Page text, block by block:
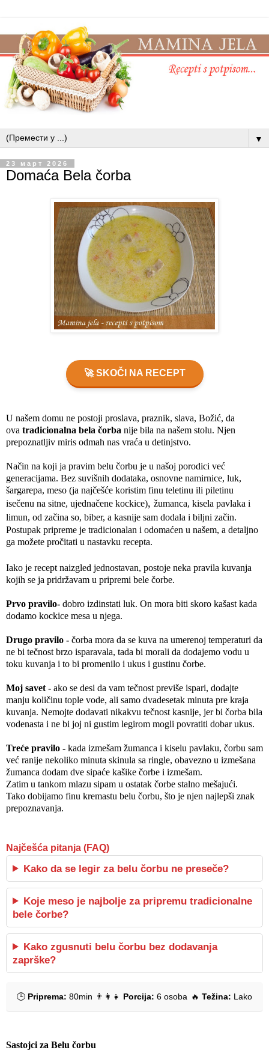
▼
23 март 2026
Domaća Bela čorba
🚀 SKOČI NA RECEPT
U našem domu ne postoji proslava, praznik, slava, Božić, da
ova tradicionalna bela čorba nije bila na našem stolu. Njen
prepoznatljiv miris odmah nas vraća u detinjstvo.
Način na koji ja pravim belu čorbu je u našoj porodici već
generacijama. Bez suvišnih dodataka, osnovne namirnice, luk,
šargarepa, meso (ja najčešće koristim finu teletinu ili piletinu
isečenu na sitne, ujednačene kockice), žumanca, kisela pavlaka i
limun, od začina so, biber, a kasnije sam dodala i biljni začin.
Postupak pripreme je tradicionalan i odomaćen u našem, a detaljno
ga možete pročitati u nastavku recepta.
Iako je recept naizgled jednostavan, postoje neka pravila kuvanja
kojih se ja pridržavam u pripremi bele čorbe.
Prvo pravilo- dobro izdinstati luk. On mora biti skoro kašast kada
dodamo kockice mesa u njega.
Drugo pravilo - čorba mora da se kuva na umerenoj temperaturi da
ne bi tečnost brzo isparavala, tada bi morali da dodajemo vodu u
toku kuvanja i to bi promenilo i ukus i gustinu čorbe.
Moj savet - ako se desi da vam tečnost previše ispari, dodajte
manju količinu tople vode, ali samo dvadesetak minuta pre kraja
kuvanja. Nemojte dodavati nikakvu tečnost kasnije, jer bi čorba bila
vodenasta i ne bi joj ni gustim legirom mogli povratiti dobar ukus.
Treće pravilo - kada izmešam žumanca i kiselu pavlaku, čorbu sam
već ranije nekoliko minuta skinula sa ringle, obavezno u izmešana
žumanca dodam dve sipaće kašike čorbe i izmešam.
Zatim u tankom mlazu sipam u ostatak čorbe stalno mešajući.
Tako dobijamo finu kremastu belu čorbu, što je njen najlepši znak
prepoznavanja.
Najčešća pitanja (FAQ)
Kako da se legir za belu čorbu ne preseče?
Koje meso je najbolje za pripremu tradicionalne
bele čorbe?
Kako zgusnuti belu čorbu bez dodavanja
zaprške?
🕒 Priprema: 80min 👨‍👩‍👧 Porcija: 6 osoba 🔥Težina: Lako
Sastojci za Belu čorbu